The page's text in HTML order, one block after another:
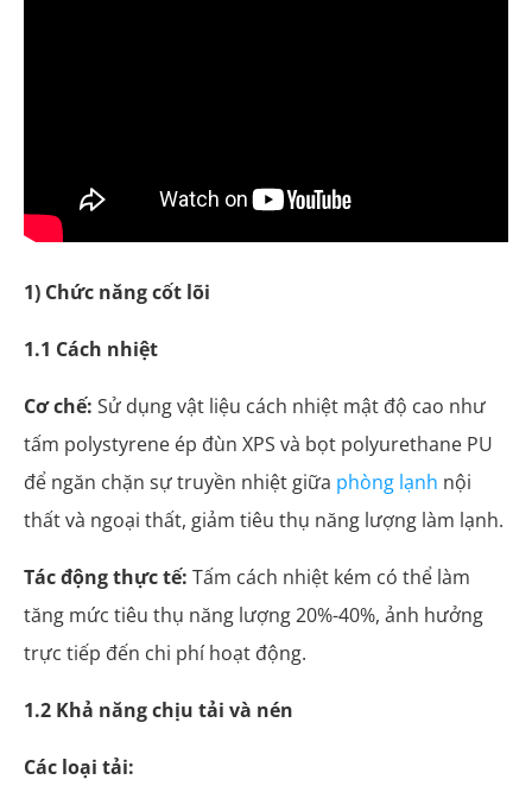
1) Chức năng cốt lõi
1.1 Cách nhiệt
Cơ chế: Sử dụng vật liệu cách nhiệt mật độ cao như
tấm polystyrene ép đùn XPS và bọt polyurethane PU
để ngăn chặn sự truyền nhiệt giữa phòng lạnh nội
thất và ngoại thất, giảm tiêu thụ năng lượng làm lạnh.
Tác động thực tế: Tấm cách nhiệt kém có thể làm
tăng mức tiêu thụ năng lượng 20%-40%, ảnh hưởng
trực tiếp đến chi phí hoạt động.
1.2 Khả năng chịu tải và nén
Các loại tải: